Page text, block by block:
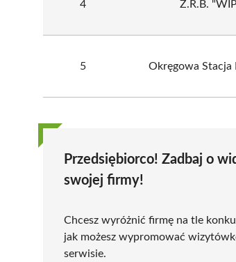
4 Z.R.B.
5 Okręgowa Stacja
Przedsiębiorco! Zadbaj o
swojej firmy!
Chcesz wyróżnić firmę na tle
jak możesz wypromować
serwisie.